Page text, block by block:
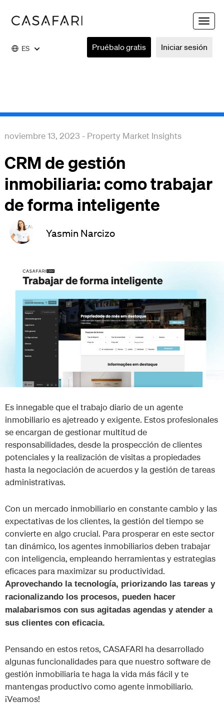
Toggle
ES Iniciar sesión
Pruébalo gratis
noviembre 13, 2023 - Property Market Insights
CRM de gestión
inmobiliaria: como trabajar
de forma inteligente
Yasmin Narcizo
Es innegable que el trabajo diario de un agente
inmobiliario es ajetreado y exigente. Estos profesionales
se encargan de gestionar multitud de
responsabilidades, desde la prospección de clientes
potenciales y la realización de visitas a propiedades
hasta la negociación de acuerdos y la gestión de tareas
administrativas.
Con un mercado inmobiliario en constante cambio y las
expectativas de los clientes, la gestión del tiempo se
convierte en algo crucial. Para prosperar en este sector
tan dinámico, los agentes inmobiliarios deben trabajar
con inteligencia, empleando herramientas y estrategias
eficaces para maximizar su productividad.
Aprovechando la tecnología, priorizando las tareas y
racionalizando los procesos, pueden hacer
malabarismos con sus agitadas agendas y atender a
sus clientes con eficacia.
Pensando en estos retos, CASAFARI ha desarrollado
algunas funcionalidades para que nuestro software de
gestión inmobiliaria te haga la vida más fácil y te
mantengas productivo como agente inmobiliario.
¡Veamos!